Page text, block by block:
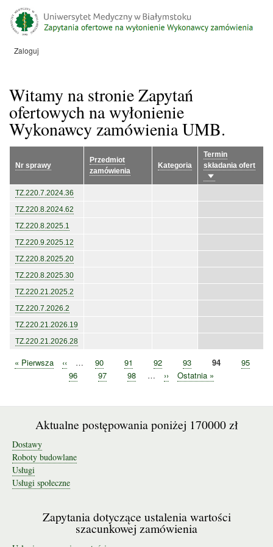
do
treści
Menu
Zaloguj
Witamy na stronie Zapytań
ofertowych na wyłonienie
Wykonawcy zamówienia UMB.
Nr sprawy
Przedmiot
zamówienia
Kategoria
Termin
składania ofert
Sortuj
TZ.220.7.2024.36
TZ.220.8.2024.62
TZ.220.8.2025.1
TZ.220.9.2025.12
TZ.220.8.2025.20
TZ.220.8.2025.30
TZ.220.21.2025.2
TZ.220.7.2026.2
TZ.220.21.2026.19
TZ.220.21.2026.28
Stronicowanie
Pierwsza
« Pierwsza
Poprzednia
strona
‹‹ … Strona
90 Strona
91 Strona
92 Strona
93
Bieżąca
strona
94 Strona
95
Strona
96 Strona
97 Strona
98 …
Następna
››
Ostatnia
Ostatnia »
Aktualne postępowania poniżej 170000 zł
Dostawy
Roboty budowlane
Usługi
Usługi społeczne
Zapytania dotyczące ustalenia wartości
szacunkowej zamówienia